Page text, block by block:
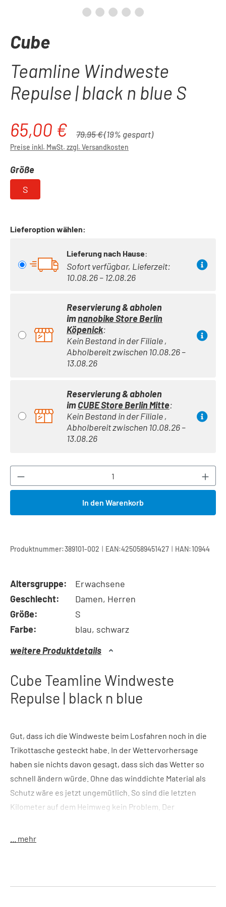
Cube
Teamline Windweste
Repulse | black n blue S
Verkaufspreis:
65,00 € Regulärer Preis:
79,95 €(19% gespart)
Preise inkl. MwSt. zzgl. Versandkosten
Größeauswählen
S
Lieferoption wählen:
Lieferung nach Hause:
Sofort verfügbar, Lieferzeit:
10.08.26 – 12.08.26
Reservierung & abholen
imnanobike Store Berlin
Köpenick:
Kein Bestand in der Filiale ,
Abholbereit zwischen 10.08.26 –
13.08.26
Reservierung & abholen
imCUBE Store Berlin Mitte:
Kein Bestand in der Filiale ,
Abholbereit zwischen 10.08.26 –
13.08.26
Produkt Anzahl: Gib den gewünschten
In den Warenkorb
Produktnummer:389101-002 | EAN:4250589451427 | HAN:10944
Altersgruppe:
Erwachsene
Geschlecht:
Damen, Herren
Größe:
S
Farbe:
blau, schwarz
weitere Produktdetails
Cube Teamline Windweste
Repulse | black n blue
Gut, dass ich die Windweste beim Losfahren noch in die
Trikottasche gesteckt habe. In der Wettervorhersage
haben sie nichts davon gesagt, dass sich das Wetter so
schnell ändern würde. Ohne das winddichte Material als
Schutz wäre es jetzt ungemütlich. So sind die letzten
Kilometer auf dem Heimweg kein Problem. Der
elastische Saum lassen mich das kaum spüren.
... mehr